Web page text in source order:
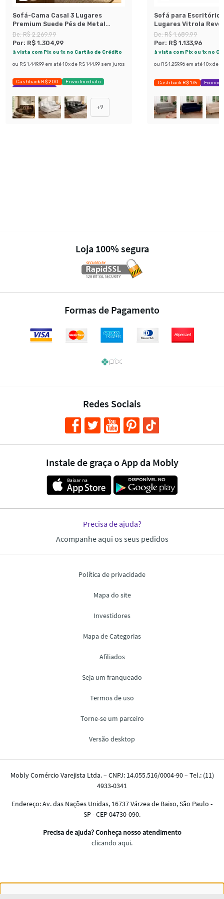
Sofá-Cama Casal 3 Lugares
Premium Suede Pés de Metal
Preto
De:R$ 2.269,99
Por: R$ 1.304,99
à vista com Pix ou 1x no Cartão de Crédito
ou R$ 1.449,99 em até 10x de R$ 144,99 sem juros
Cashback R$ 200
Envio Imediato
Exclusivo Mobly
+9
Sofá para Escritório
Lugares Vitrola
Sintético Café
De:R$ 1.689,99
Por: R$ 1.133,96
à vista com Pix ou 1x no
ou R$ 1.259,96 em até 10x de
Cashback R$ 175